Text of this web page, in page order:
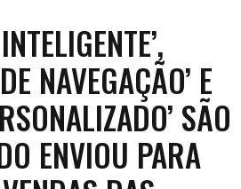
NAVEGAÇÃO’ E
SÃO
ENVIOU PARA